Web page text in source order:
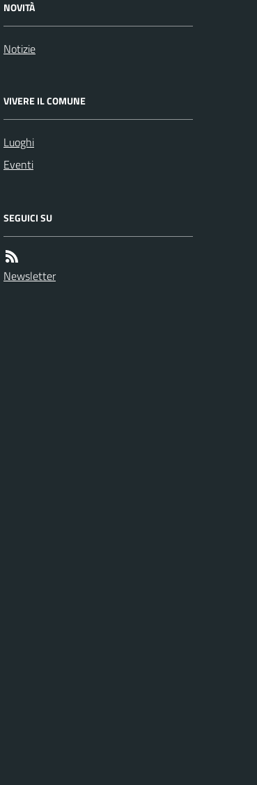
NOVITÀ
Notizie
VIVERE IL COMUNE
Luoghi
Eventi
SEGUICI SU
Newsletter